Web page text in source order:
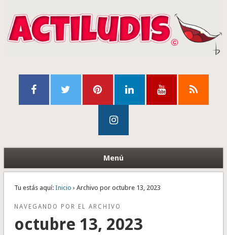
Menú
Tu estás aquí: Inicio › Archivo por octubre 13, 2023
NAVEGANDO POR EL ARCHIVO
octubre 13, 2023